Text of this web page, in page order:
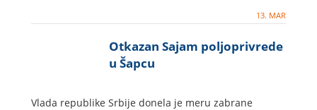
13. MAR
Otkazan Sajam poljoprivrede
u Šapcu
Vlada republike Srbije donela je meru zabrane